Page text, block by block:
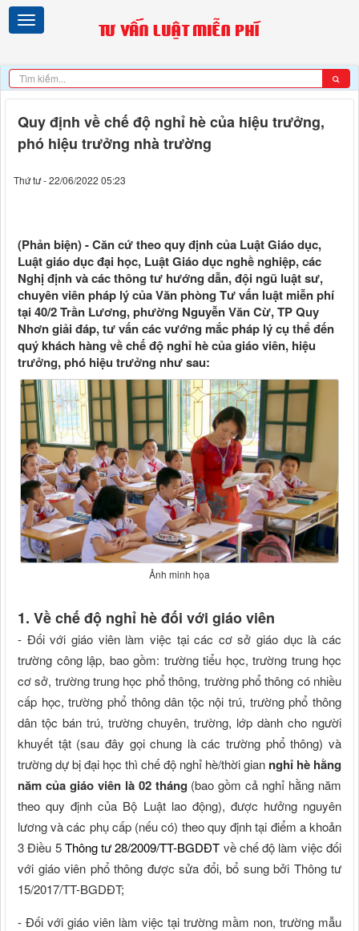
Quy định về chế độ nghỉ hè của hiệu trưởng,
phó hiệu trưởng nhà trường
Thứ tư - 22/06/2022 05:23
(Phản biện) - Căn cứ theo quy định của Luật Giáo dục,
Luật giáo dục đại học, Luật Giáo dục nghề nghiệp, các
Nghị định và các thông tư hướng dẫn, đội ngũ luật sư,
chuyên viên pháp lý của Văn phòng Tư vấn luật miễn phí
tại 40/2 Trần Lương, phường Nguyễn Văn Cừ, TP Quy
Nhơn giải đáp, tư vấn các vướng mắc pháp lý cụ thể đến
quý khách hàng về chế độ nghỉ hè của giáo viên, hiệu
trưởng, phó hiệu trưởng như sau:
Ảnh minh họa
1. Về chế độ nghỉ hè đối với giáo viên
- Đối với giáo viên làm việc tại các cơ sở giáo dục là các
trường công lập, bao gồm: trường tiểu học, trường trung học
cơ sở, trường trung học phổ thông, trường phổ thông có nhiều
cấp học, trường phổ thông dân tộc nội trú, trường phổ thông
dân tộc bán trú, trường chuyên, trường, lớp dành cho người
khuyết tật (sau đây gọi chung là các trường phổ thông) và
trường dự bị đại học thì chế độ nghỉ hè/thời gian nghỉ hè hằng
năm của giáo viên là 02 tháng (bao gồm cả nghỉ hằng năm
theo quy định của Bộ Luật lao động), được hưởng nguyên
lương và các phụ cấp (nếu có) theo quy định tại điểm a khoản
3 Điều 5Thông tư 28/2009/TT-BGDĐT về chế độ làm việc đối
với giáo viên phổ thông được sửa đổi, bổ sung bởi Thông tư
15/2017/TT-BGDĐT;
- Đối với giáo viên làm việc tại trường mầm non, trường mẫu